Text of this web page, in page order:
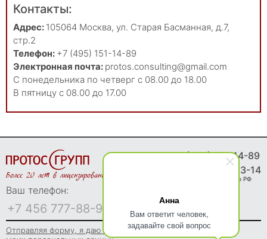
Анна
Вам ответит человек,
задавайте свой вопрос
Контакты:
Адрес: 105064 Москва, ул. Старая Басманная, д.7,
стр.2
Телефон: +7 (495) 151-14-89
Электронная почта: protos.consulting@gmail.com
С понедельника по четверг с 08.00 до 18.00
В пятницу с 08.00 до 17.00
Более 20 лет в лицензировании
8 (495) 151-14-89
8 (800) 775-83-14
Звонки бесплатно по РФ
Ваш телефон:
Отправляя форму, я даю согласие на обработку